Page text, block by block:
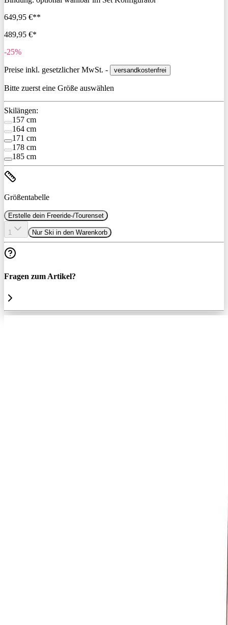
649,95 €**
489,95 €*
-25%
Preise inkl. gesetzlicher MwSt. - versandkostenfrei
Bitte zuerst eine Größe auswählen
Skilängen:
157 cm
164 cm
171 cm
178 cm
185 cm
Größentabelle
Erstelle dein Freeride-/Tourenset
1 Nur Ski in den Warenkorb
Fragen zum Artikel?